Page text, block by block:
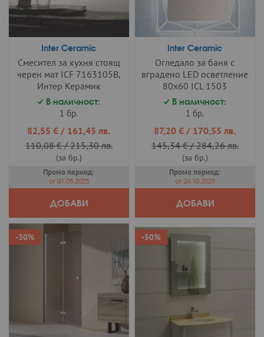
Inter Ceramic
Смесител за кухня стоящ
черен мат ICF 7163105B,
Интер Керамик
В наличност:
1 бр.
Промо
цена
82,55 € / 161,45 лв.
110,08 €/215,30 лв.
(за бр.)
Промо период:
от 01.05.2025
ДОБАВИ
Inter Ceramic
Огледало за баня с
вградено LED осветление
80х60 ICL 1503
В наличност:
1 бр.
Промо
цена
87,20 € / 170,55 лв.
145,34 €/284,26 лв.
(за бр.)
Промо период:
от 24.10.2025
ДОБАВИ
-30% -50%